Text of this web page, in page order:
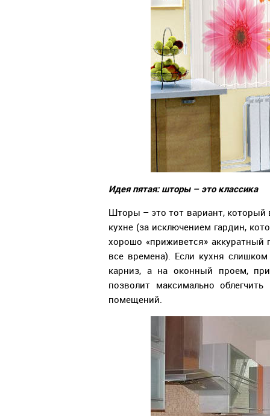
Идея пятая: шторы – это классика
Шторы – это тот вариант, который
кухне (за исключением гардин,
хорошо «приживется»
все времена). Если кухня
карниз, а на оконный проем,
позволит максимально
помещений.